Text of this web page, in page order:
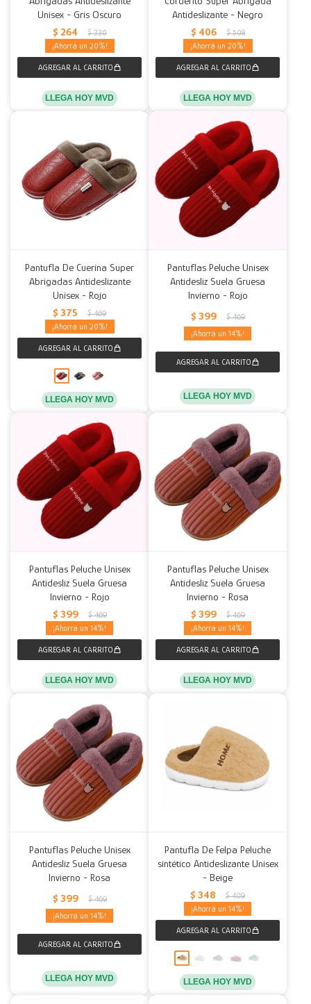
Unisex - Gris Oscuro
$ 264 $ 330
20
LLEGA HOY MVD
Antideslizante - Negro
$ 406 $ 508
20
LLEGA HOY MVD
Pantufla De Cuerina Super
Abrigadas Antideslizante
Unisex - Rojo
$ 375 $ 469
20
LLEGA HOY MVD
Pantuflas Peluche Unisex
Antidesliz Suela Gruesa
Invierno - Rojo
$ 399 $ 469
14
LLEGA HOY MVD
Pantuflas Peluche Unisex
Antidesliz Suela Gruesa
Invierno - Rojo
$ 399 $ 469
14
LLEGA HOY MVD
Pantuflas Peluche Unisex
Antidesliz Suela Gruesa
Invierno - Rosa
$ 399 $ 469
14
LLEGA HOY MVD
Pantuflas Peluche Unisex
Antidesliz Suela Gruesa
Invierno - Rosa
$ 399 $ 469
14
LLEGA HOY MVD
Pantufla De Felpa Peluche
sintético Antideslizante Unisex
- Beige
$ 348 $ 409
14
LLEGA HOY MVD
Mesas
Calefactores
Acolchados y Frazadas
Fundas
Decoración
Accesorios para el hogar
Herramientas
Accesorios
Muebles Infantiles